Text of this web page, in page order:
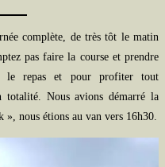
complète, de très tôt le matin
pas faire la course et prendre
le repas et pour profiter tout
totalité. Nous avions démarré la
», nous étions au van vers 16h30.